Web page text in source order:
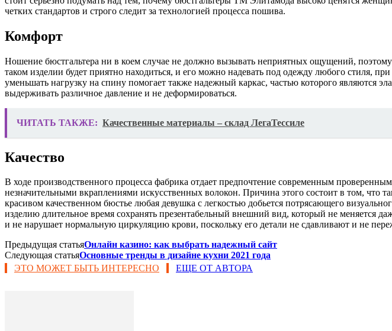
четких стандартов и строго следит за технологией процесса пошива.
Комфорт
Ношение бюстгальтера ни в коем случае не должно вызывать неприятных ощущений,
таком изделии будет приятно находиться, и его можно надевать под одежду любого стиля,
уменьшать нагрузку на спину помогает также надежный каркас, частью которого являются
выдерживать различное давление и не деформироваться.
ЧИТАТЬ ТАКЖЕ: Качественные материалы – склад ЛегаТессиле
Качество
В ходе производственного процесса фабрика отдает предпочтение современным
незначительными вкраплениями искусственных волокон. Причина этого состоит в том, что
красивом качественном бюстье любая девушка с легкостью добьется потрясающего
изделию длительное время сохранять презентабельный внешний вид, который не меняется
и не нарушает нормальную циркуляцию крови, поскольку его детали не сдавливают и не
Предыдущая статьяОнлайн казино: как выбрать надежный сайт
Следующая статьяОсновные тренды в дизайне кухни 2021 года
ЭТО МОЖЕТ БЫТЬ ИНТЕРЕСНО
ЕЩЕ ОТ АВТОРА